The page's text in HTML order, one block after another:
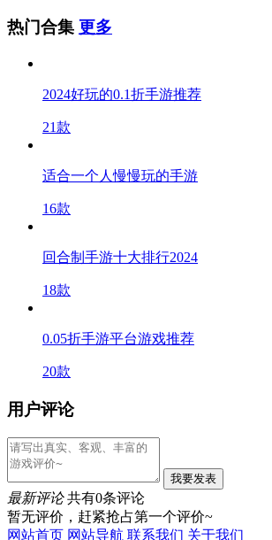
热门合集 更多
2024好玩的0.1折手游推荐
21款
适合一个人慢慢玩的手游
16款
回合制手游十大排行2024
18款
0.05折手游平台游戏推荐
20款
用户评论
我要发表
最新评论 共有0条评论
暂无评价，赶紧抢占第一个评价~
网站首页 网站导航 联系我们 关于我们